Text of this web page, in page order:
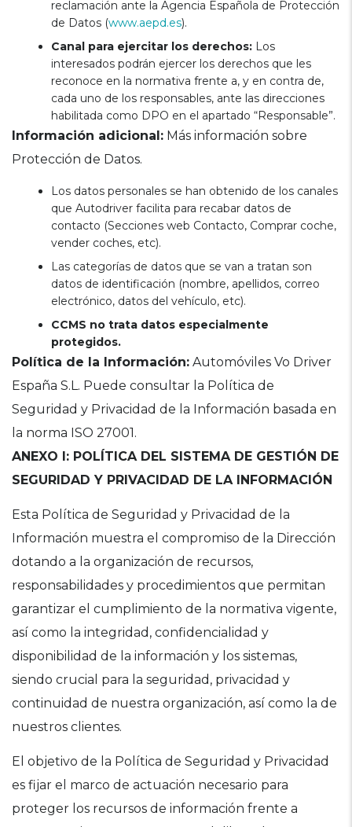
reclamación ante la Agencia Española de Protección
de Datos (www.aepd.es).
Canal para ejercitar los derechos: Los
interesados podrán ejercer los derechos que les
reconoce en la normativa frente a, y en contra de,
cada uno de los responsables, ante las direcciones
habilitada como DPO en el apartado “Responsable”.
Información adicional: Más información sobre
Protección de Datos.
Los datos personales se han obtenido de los canales
que Autodriver facilita para recabar datos de
contacto (Secciones web Contacto, Comprar coche,
vender coches, etc).
Las categorías de datos que se van a tratan son
datos de identificación (nombre, apellidos, correo
electrónico, datos del vehículo, etc).
CCMS no trata datos especialmente
protegidos.
Política de la Información: Automóviles Vo Driver
España S.L. Puede consultar la Política de
Seguridad y Privacidad de la Información basada en
la norma ISO 27001.
ANEXO I: POLÍTICA DEL SISTEMA DE GESTIÓN DE
SEGURIDAD Y PRIVACIDAD DE LA INFORMACIÓN
Esta Política de Seguridad y Privacidad de la
Información muestra el compromiso de la Dirección
dotando a la organización de recursos,
responsabilidades y procedimientos que permitan
garantizar el cumplimiento de la normativa vigente,
así como la integridad, confidencialidad y
disponibilidad de la información y los sistemas,
siendo crucial para la seguridad, privacidad y
continuidad de nuestra organización, así como la de
nuestros clientes.
El objetivo de la Política de Seguridad y Privacidad
es fijar el marco de actuación necesario para
proteger los recursos de información frente a